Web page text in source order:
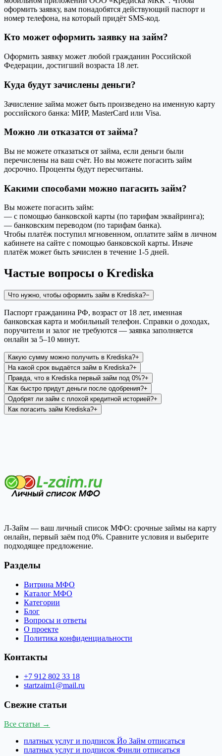
оформить заявку, вам понадобятся действующий паспорт и
номер телефона, на который придёт SMS-код.
Кто может оформить заявку на займ?
Оформить заявку может любой гражданин Российской
Федерации, достигший возраста 18 лет.
Куда будут зачислены деньги?
Зачисление займа может быть произведено на именную карту
российского банка: МИР, MasterCard или Visa.
Можно ли отказатся от займа?
Вы не можете отказаться от займа, если деньги были
перечислены на ваш счёт. Но вы можете погасить займ
досрочно. Проценты будут пересчитаны.
Какими способами можно пагасить займ?
Вы можете погасить займ:
— с помощью банковской карты (по тарифам эквайринга);
— банковским переводом (по тарифам банка).
Чтобы платёж поступил мгновенном, оплатите займ в личном
кабинете на сайте с помощью банковской карты. Иначе
платёж может быть зачислен в течение 1-5 дней.
Частые вопросы о Krediska
Что нужно, чтобы оформить займ в Krediska?−
Паспорт гражданина РФ, возраст от 18 лет, именная
банковская карта и мобильный телефон. Справки о доходах,
поручители и залог не требуются — заявка заполняется
онлайн за 5–10 минут.
Какую сумму можно получить в Krediska?+
На какой срок выдаётся займ в Krediska?+
Правда, что в Krediska первый займ под 0%?+
Как быстро придут деньги после одобрения?+
Одобрят ли займ с плохой кредитной историей?+
Как погасить займ Krediska?+
Л-Займ — ваш личный список МФО: срочные займы на карту
онлайн, первый заём под 0%. Сравните условия и выберите
подходящее предложение.
Разделы
Витрина МФО
Каталог МФО
Категории
Блог
Вопросы и ответы
О проекте
Политика конфиденциальности
Контакты
+7 912 802 33 18
startzaim1@mail.ru
Свежие статьи
Все статьи →
платных услуг и подписок Йо Займ отписаться
платных услуг и подписок Финли отписаться